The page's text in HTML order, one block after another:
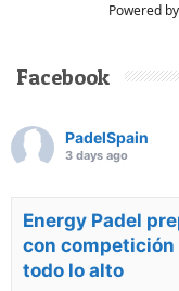
Powered by
Facebook
PadelSpain
3 days ago
Energy Padel
con
todo lo alto